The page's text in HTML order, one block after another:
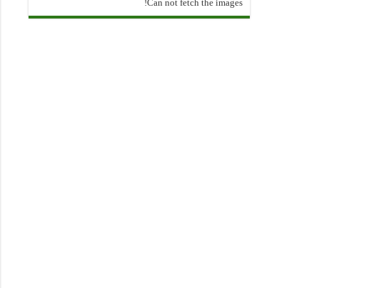
Can not fetch the images!